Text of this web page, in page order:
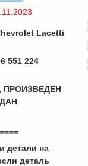
Lacetti
551 224
ПРОИЗВЕДЕН
детали на
деталь